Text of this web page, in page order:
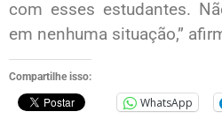
com esses estudantes.
em nenhuma situação,”
Compartilhe isso:
WhatsApp